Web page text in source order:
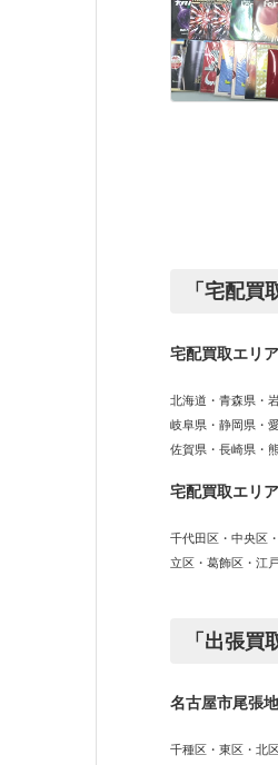
「宅配買
宅配買取エリ
北海道・青森県・
岐阜県・静岡県・
佐賀県・長崎県・
宅配買取エリ
千代田区・中央区
立区・葛飾区・江
「出張買
名古屋市尾張
千種区・東区・北